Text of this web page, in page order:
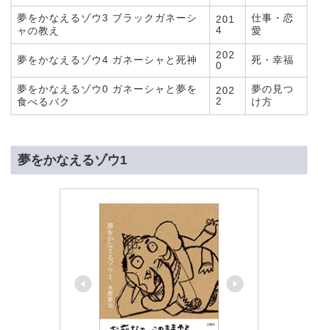
夢をかなえるゾウ3 ブラックガネーシ
ャの教え
201
4
仕事・恋
愛
夢をかなえるゾウ4 ガネーシャと死神
202
0
死・幸福
夢をかなえるゾウ0 ガネーシャと夢を
食べるバク
202
2
夢の見つ
け方
夢をかなえるゾウ1